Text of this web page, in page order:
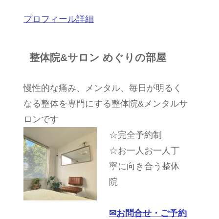
プロフィール詳細
整体院&サロン めぐりの部屋
慢性的な痛み、メンタル、毎日が明るく
なる整体を専門にする整体院&メンタルサ
ロンです
☆完全予約制
☆お一人お一人丁
寧に向き合う整体
院
✉︎お問合せ・ご予約